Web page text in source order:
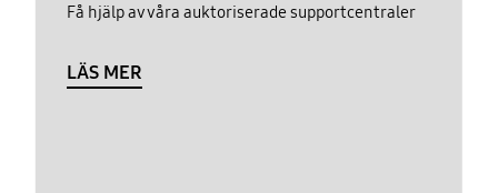
Få hjälp av våra auktoriserade supportcentraler
LÄS MER